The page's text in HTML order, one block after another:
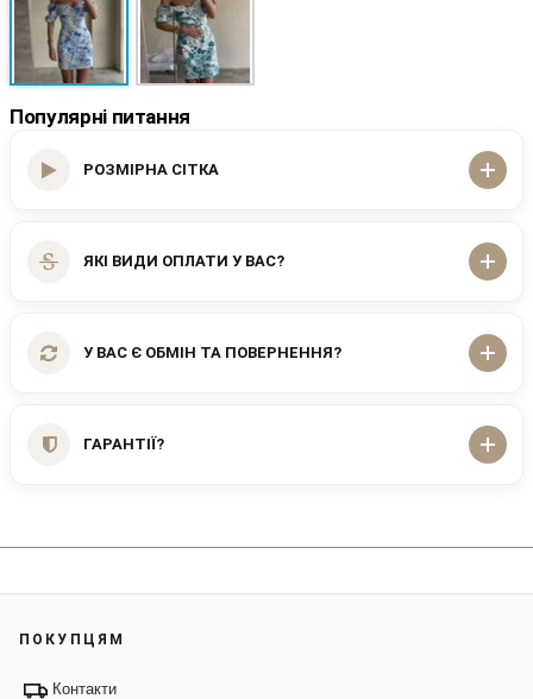
Популярні питання
РОЗМІРНА СІТКА
ЯКІ ВИДИ ОПЛАТИ У ВАС?
У ВАС Є ОБМІН ТА ПОВЕРНЕННЯ?
ГАРАНТІЇ?
ПОКУПЦЯМ
Контакти